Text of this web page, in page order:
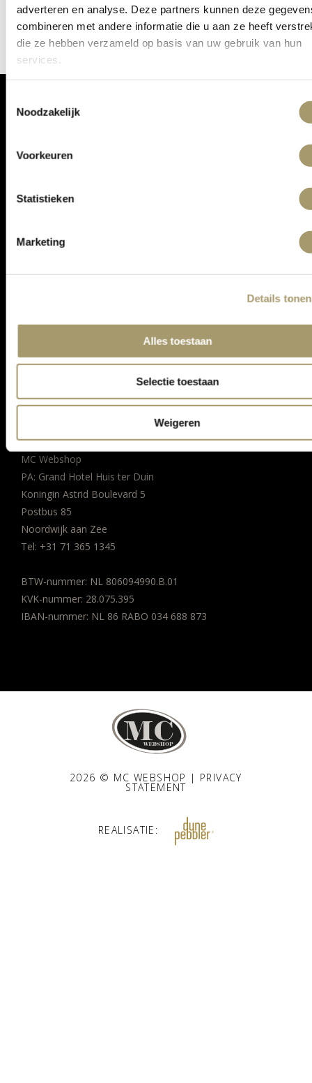
adverteren en analyse. Deze partners kunnen deze
combineren met andere informatie die u aan ze heeft
die ze hebben verzameld op basis van uw gebruik van hun
services.
Noodzakelijk
Voorkeuren
Statistieken
Marketing
Details tonen
Alles toestaan
Selectie toestaan
Weigeren
CONTACT
ALGEMENE VOORWAARDEN
PRIVACY STATEMENT
MC Webshop
PA: Grand Hotel Huis ter Duin
Koningin Astrid Boulevard 5
Postbus 85
Noordwijk aan Zee
Tel: +31 71 365 1345
BTW-nummer: NL 806094990.B.01
KVK-nummer: 28.075.395
IBAN-nummer: NL 86 RABO 034 688 873
2026 © MC WEBSHOP | PRIVACY
STATEMENT
REALISATIE: